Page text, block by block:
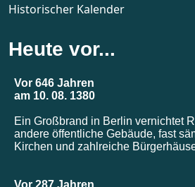
Historischer Kalender
Heute vor...